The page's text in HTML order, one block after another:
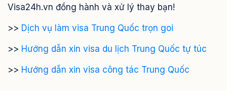
Visa24h.vn đồng hành và xử lý thay bạn!
>> Dịch vụ làm visa Trung Quốc trọn goi
>> Hướng dẫn xin visa du lịch Trung Quốc tự túc
>> Hướng dẫn xin visa công tác Trung Quốc